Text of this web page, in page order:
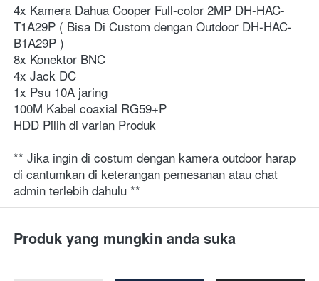
4x Kamera Dahua Cooper Full-color 2MP DH-HAC-
T1A29P ( Bisa Di Custom dengan Outdoor DH-HAC-
B1A29P )
8x Konektor BNC
4x Jack DC
1x Psu 10A jaring
100M Kabel coaxial RG59+P
HDD Pilih di varian Produk
** Jika ingin di costum dengan kamera outdoor harap
di cantumkan di keterangan pemesanan atau chat
admin terlebih dahulu **
Produk yang mungkin anda suka